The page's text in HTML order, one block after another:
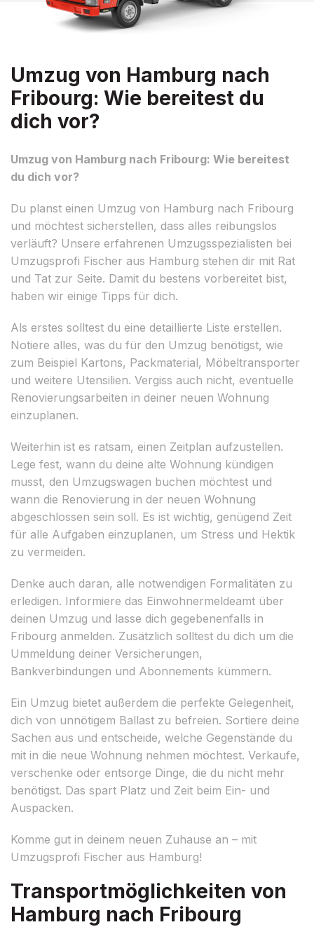
Umzug von Hamburg nach
Fribourg: Wie bereitest du
dich vor?
Umzug von Hamburg nach Fribourg: Wie bereitest
du dich vor?
Du planst einen Umzug von Hamburg nach Fribourg
und möchtest sicherstellen, dass alles reibungslos
verläuft? Unsere erfahrenen Umzugsspezialisten bei
Umzugsprofi Fischer aus Hamburg stehen dir mit Rat
und Tat zur Seite. Damit du bestens vorbereitet bist,
haben wir einige Tipps für dich.
Als erstes solltest du eine detaillierte Liste erstellen.
Notiere alles, was du für den Umzug benötigst, wie
zum Beispiel Kartons, Packmaterial, Möbeltransporter
und weitere Utensilien. Vergiss auch nicht, eventuelle
Renovierungsarbeiten in deiner neuen Wohnung
einzuplanen.
Weiterhin ist es ratsam, einen Zeitplan aufzustellen.
Lege fest, wann du deine alte Wohnung kündigen
musst, den Umzugswagen buchen möchtest und
wann die Renovierung in der neuen Wohnung
abgeschlossen sein soll. Es ist wichtig, genügend Zeit
für alle Aufgaben einzuplanen, um Stress und Hektik
zu vermeiden.
Denke auch daran, alle notwendigen Formalitäten zu
erledigen. Informiere das Einwohnermeldeamt über
deinen Umzug und lasse dich gegebenenfalls in
Fribourg anmelden. Zusätzlich solltest du dich um die
Ummeldung deiner Versicherungen,
Bankverbindungen und Abonnements kümmern.
Ein Umzug bietet außerdem die perfekte Gelegenheit,
dich von unnötigem Ballast zu befreien. Sortiere deine
Sachen aus und entscheide, welche Gegenstände du
mit in die neue Wohnung nehmen möchtest. Verkaufe,
verschenke oder entsorge Dinge, die du nicht mehr
benötigst. Das spart Platz und Zeit beim Ein- und
Auspacken.
Komme gut in deinem neuen Zuhause an – mit
Umzugsprofi Fischer aus Hamburg!
Transportmöglichkeiten von
Hamburg nach Fribourg